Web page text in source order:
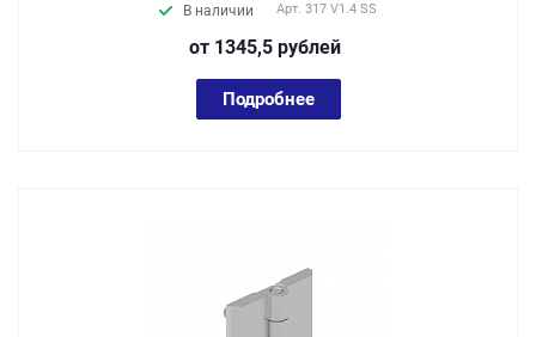
В наличии Арт. 317 V1.4 SS
от 1345,5 рублей
Подробнее